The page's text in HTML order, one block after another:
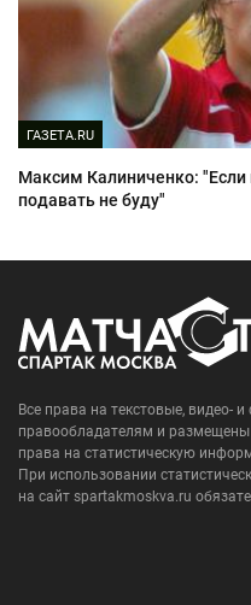
ГАЗЕТА.RU
Максим Калиниченко: "Если
подавать не буду"
Все права на текстовые, видео-
правообладателям и размещены
права на статистическую
При использовании
на сайт spartakmoskva.ru